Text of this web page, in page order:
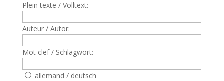
Plein texte / Volltext:
Auteur / Autor:
Mot clef / Schlagwort:
allemand / deutsch